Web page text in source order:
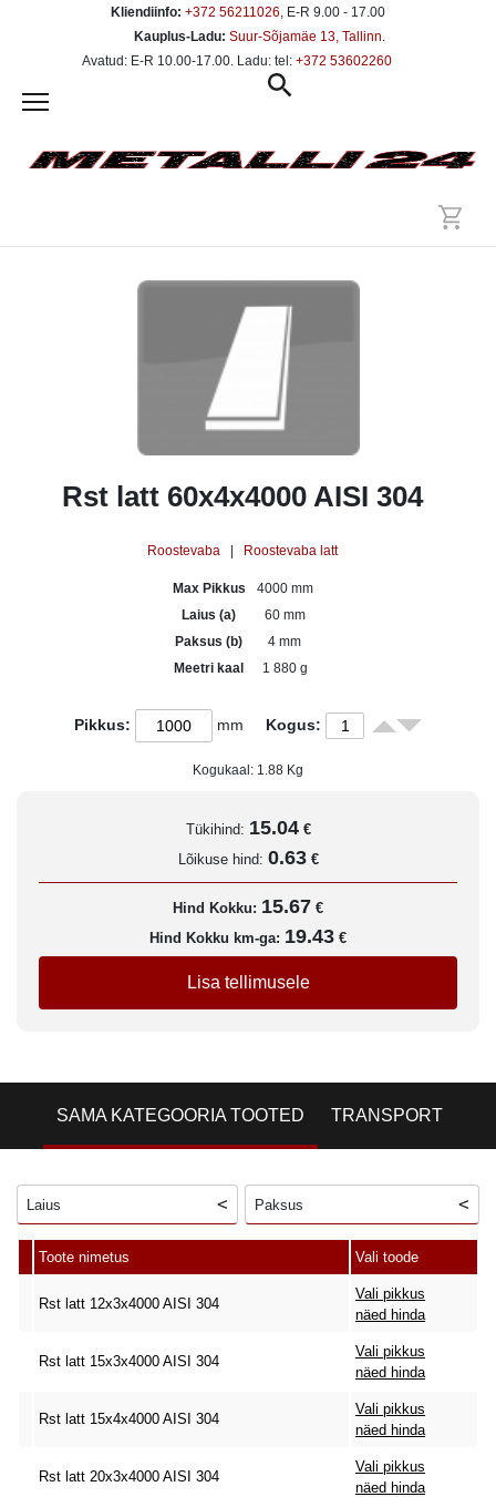
Kliendiinfo: +372 56211026, E-R 9.00 - 17.00
Kauplus-Ladu: Suur-Sõjamäe 13, Tallinn.
Avatud: E-R 10.00-17.00. Ladu: tel: +372 53602260
Rst latt 60x4x4000 AISI 304
Roostevaba Roostevaba latt
Max Pikkus
4000 mm
Laius (a)
60 mm
Paksus (b)
4 mm
Meetri kaal
1 880 g
Pikkus: mm Kogus:
Kogukaal: 1.88 Kg
Tükihind: 15.04 €
Lõikuse hind: 0.63 €
Hind Kokku: 15.67 €
Hind Kokku km-ga: 19.43 €
Lisa tellimusele
SAMA KATEGOORIA TOOTED TRANSPORT
Laius Paksus
Toote nimetus Vali toode
Rst latt 12x3x4000 AISI 304
Vali pikkus
näed hinda
Rst latt 15x3x4000 AISI 304
Vali pikkus
näed hinda
Rst latt 15x4x4000 AISI 304
Vali pikkus
näed hinda
Rst latt 20x3x4000 AISI 304
Vali pikkus
näed hinda